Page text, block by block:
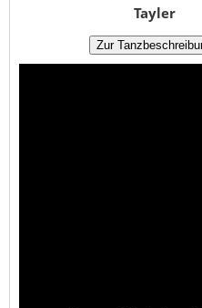
Tayler